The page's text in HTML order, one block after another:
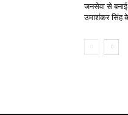
जनसेवा से
उमाशंकर सिंह